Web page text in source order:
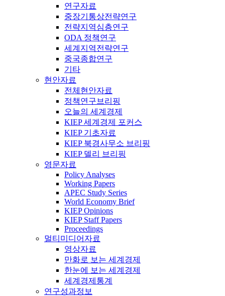
연구자료
중장기통상전략연구
전략지역심층연구
ODA 정책연구
세계지역전략연구
중국종합연구
기타
현안자료
전체현안자료
정책연구브리핑
오늘의 세계경제
KIEP 세계경제 포커스
KIEP 기초자료
KIEP 북경사무소 브리핑
KIEP 델리 브리핑
영문자료
Policy Analyses
Working Papers
APEC Study Series
World Economy Brief
KIEP Opinions
KIEP Staff Papers
Proceedings
멀티미디어자료
영상자료
만화로 보는 세계경제
한눈에 보는 세계경제
세계경제통계
연구성과정보